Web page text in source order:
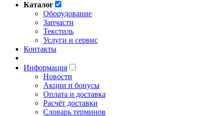
Каталог
Оборудование
Запчасти
Текстиль
Услуги и сервис
Контакты
Информация
Новости
Акции и бонусы
Оплата и доставка
Расчёт доставки
Словарь терминов